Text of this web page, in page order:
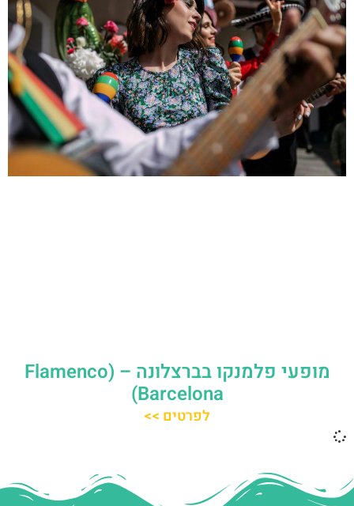
מופעי פלמנקו בברצלונה – (Flamenco
Barcelona)
לפרטים >>